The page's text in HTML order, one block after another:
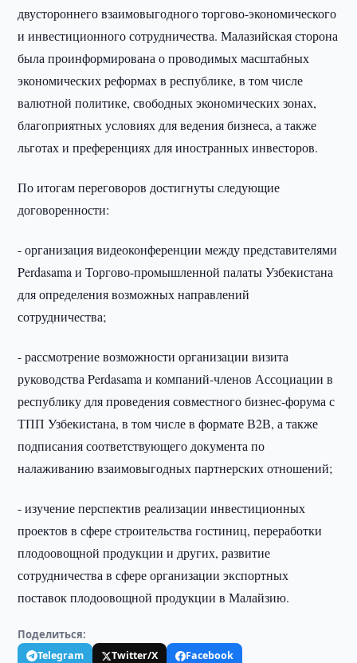
двустороннего взаимовыгодного торгово-экономического
и инвестиционного сотрудничества. Малазийская сторона
была проинформирована о проводимых масштабных
экономических реформах в республике, в том числе
валютной политике, свободных экономических зонах,
благоприятных условиях для ведения бизнеса, а также
льготах и преференциях для иностранных инвесторов.
По итогам переговоров достигнуты следующие
договоренности:
- организация видеоконференции между представителями
Perdasama и Торгово-промышленной палаты Узбекистана
для определения возможных направлений
сотрудничества;
- рассмотрение возможности организации визита
руководства Perdasama и компаний-членов Ассоциации в
республику для проведения совместного бизнес-форума с
ТПП Узбекистана, в том числе в формате В2В, а также
подписания соответствующего документа по
налаживанию взаимовыгодных партнерских отношений;
- изучение перспектив реализации инвестиционных
проектов в сфере строительства гостиниц, переработки
плодоовощной продукции и других, развитие
сотрудничества в сфере организации экспортных
поставок плодоовощной продукции в Малайзию.
Поделиться:
Telegram Twitter/X
Facebook